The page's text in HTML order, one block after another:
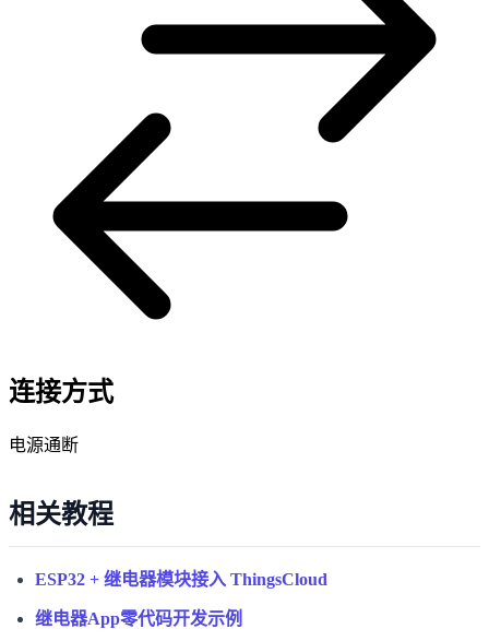
连接方式
电源通断
相关教程
ESP32 + 继电器模块接入 ThingsCloud
继电器App零代码开发示例